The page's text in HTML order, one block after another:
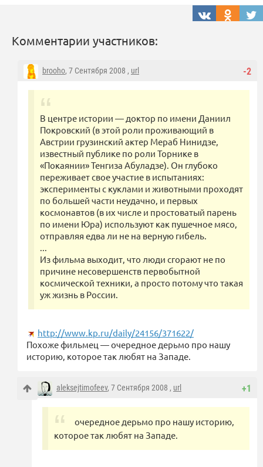
Комментарии участников:
-2
brooho, 7 Сентября 2008 , url
В центре истории — доктор по имени Даниил
Покровский (в этой роли проживающий в
Австрии грузинский актер Мераб Нинидзе,
известный публике по роли Торнике в
«Покаянии» Тенгиза Абуладзе). Он глубоко
переживает свое участие в испытаниях:
эксперименты с куклами и животными проходят
по большей части неудачно, и первых
космонавтов (в их числе и простоватый парень
по имени Юра) используют как пушечное мясо,
отправляя едва ли не на верную гибель.
...
Из фильма выходит, что люди сгорают не по
причине несовершенств первобытной
космической техники, а просто потому что такая
уж жизнь в России.
http://www.kp.ru/daily/24156/371622/
Похоже фильмец — очередное дерьмо про нашу
историю, которое так любят на Западе.
+1
aleksejtimofeev, 7 Сентября 2008 , url
очередное дерьмо про нашу историю,
которое так любят на Западе.